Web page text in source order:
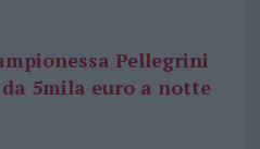
Pellegrini
5mila euro a notte